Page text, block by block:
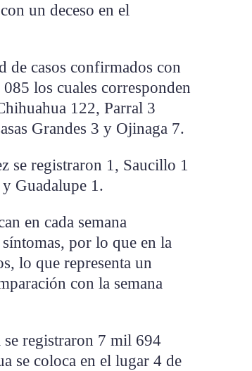
un deceso en el
de casos confirmados con
los cuales corresponden
122, Parral 3
Grandes 3 y Ojinaga 7.
se registraron 1, Saucillo 1
Guadalupe 1.
en cada semana
por lo que en la
lo que representa un
con la semana
registraron 7 mil 694
se coloca en el lugar 4 de